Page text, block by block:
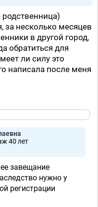
за несколько месяцев
в другой город,
обратиться для
ли силу это
написала после меня
40 лет
завещание
нужно у
регистрации